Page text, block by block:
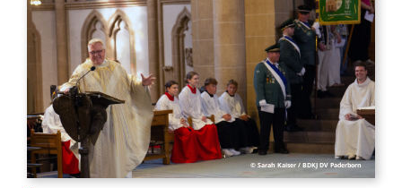
© Sarah Kaiser / BDKJ DV Paderborn